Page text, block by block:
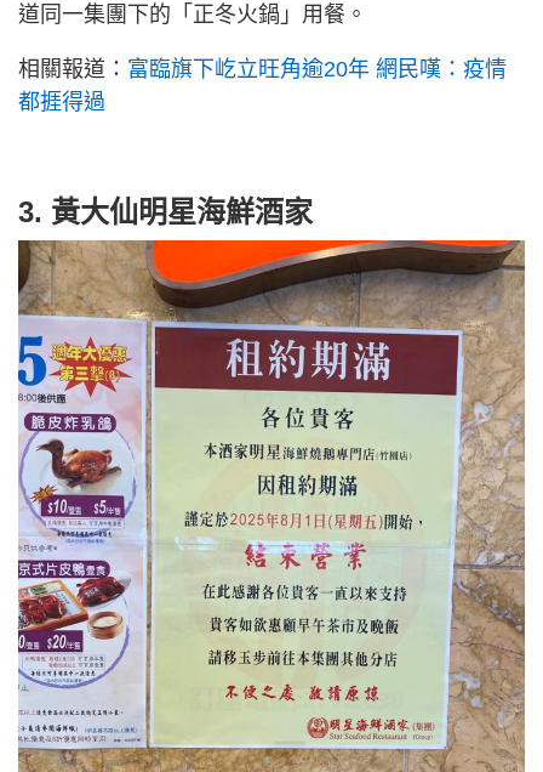
道同一集團下的「正冬火鍋」用餐。
相關報道： 富臨旗下屹立旺角逾20年 網民嘆：疫情
都捱得過
3. 黃大仙明星海鮮酒家